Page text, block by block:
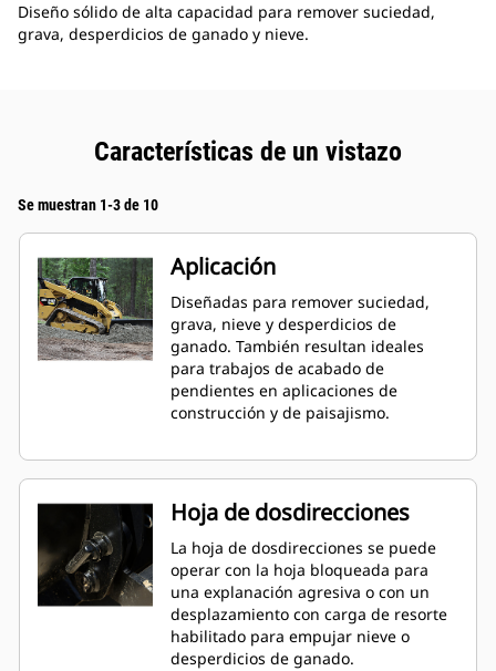
Diseño sólido de alta capacidad para remover suciedad,
grava, desperdicios de ganado y nieve.
Características de un vistazo
Se muestran 1-3 de 10
Aplicación
Diseñadas para remover suciedad,
grava, nieve y desperdicios de
ganado. También resultan ideales
para trabajos de acabado de
pendientes en aplicaciones de
construcción y de paisajismo.
Hoja de dosdirecciones
La hoja de dosdirecciones se puede
operar con la hoja bloqueada para
una explanación agresiva o con un
desplazamiento con carga de resorte
habilitado para empujar nieve o
desperdicios de ganado.